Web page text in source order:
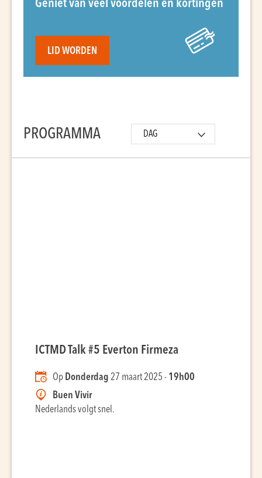
Geniet van veel voordelen en kortingen
LID WORDEN
PROGRAMMA
ICTMD Talk #5 Everton Firmeza
Op Donderdag 27 maart 2025 - 19h00
Buen Vivir
Nederlands volgt snel.